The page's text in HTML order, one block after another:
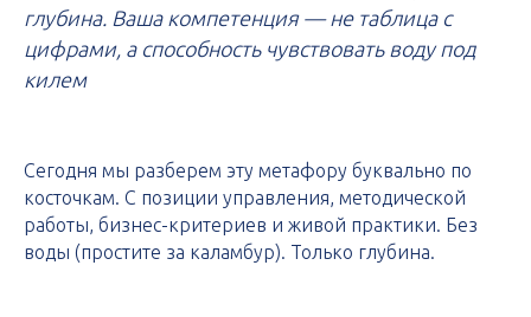
глубина. Ваша компетенция — не таблица с
цифрами, а способность чувствовать воду под
килем
Сегодня мы разберем эту метафору буквально по
косточкам. С позиции управления, методической
работы, бизнес-критериев и живой практики. Без
воды (простите за каламбур). Только глубина.